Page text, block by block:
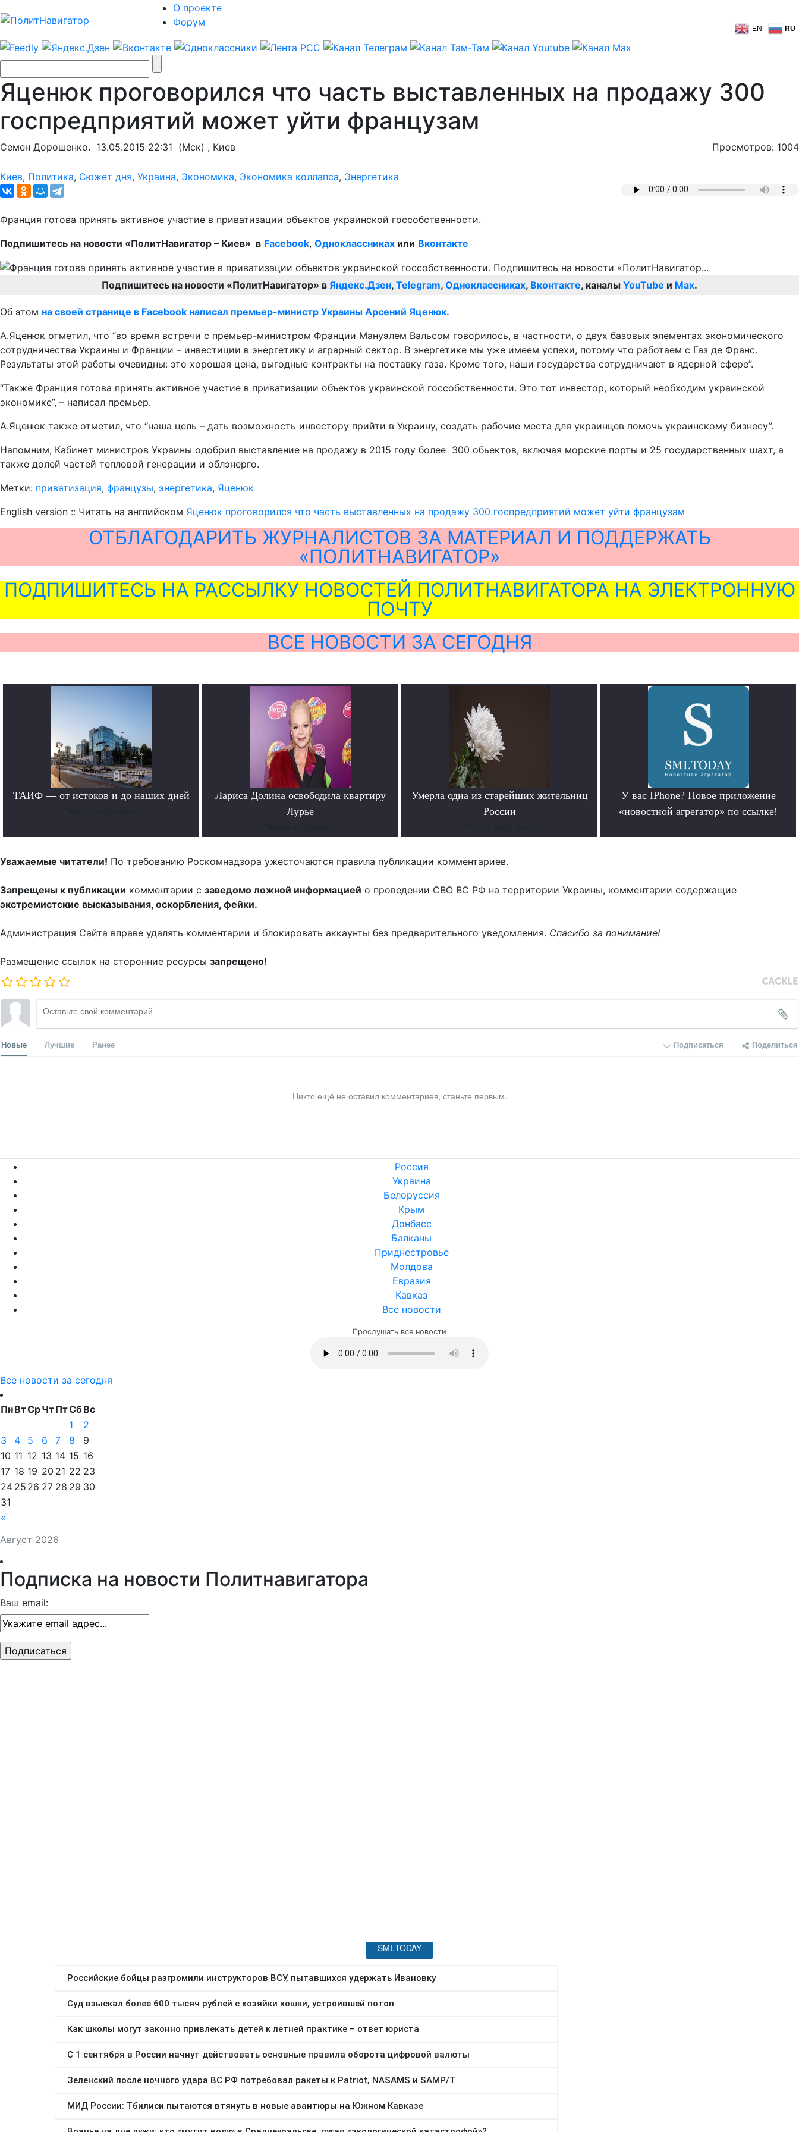
О проекте
Форум
EN RU
Яценюк проговорился что часть выставленных на продажу 300
госпредприятий может уйти французам
Семен Дорошенко. 13.05.2015 22:31 (Мск) , Киев Просмотров: 1004
Киев, Политика, Сюжет дня, Украина, Экономика, Экономика коллапса, Энергетика
Франция готова принять активное участие в приватизации объектов украинской госсобственности.
Подпишитесь на новости «ПолитНавигатор – Киев» в Facebook, Одноклассниках или Вконтакте
Подпишитесь на новости «ПолитНавигатор» в Яндекс.Дзен, Telegram, Одноклассниках, Вконтакте, каналы YouTube и Max.
Об этом на своей странице в Facebook написал премьер-министр Украины Арсений Яценюк.
А.Яценюк отметил, что “во время встречи с премьер-министром Франции Мануэлем Вальсом говорилось, в частности, о двух базовых элементах экономического
сотрудничества Украины и Франции – инвестиции в энергетику и аграрный сектор. В энергетике мы уже имеем успехи, потому что работаем с Газ де Франс.
Результаты этой работы очевидны: это хорошая цена, выгодные контракты на поставку газа. Кроме того, наши государства сотрудничают в ядерной сфере”.
“Также Франция готова принять активное участие в приватизации объектов украинской госсобственности. Это тот инвестор, который необходим украинской
экономике”, – написал премьер.
А.Яценюк также отметил, что “наша цель – дать возможность инвестору прийти в Украину, создать рабочие места для украинцев помочь украинскому бизнесу”.
Напомним, Кабинет министров Украины одобрил выставление на продажу в 2015 году более 300 обьектов, включая морские порты и 25 государственных шахт, а
также долей частей тепловой генерации и облэнерго.
Метки: приватизация, французы, энергетика, Яценюк
English version :: Читать на английском Яценюк проговорился что часть выставленных на продажу 300 госпредприятий может уйти французам
ОТБЛАГОДАРИТЬ ЖУРНАЛИСТОВ ЗА МАТЕРИАЛ И ПОДДЕРЖАТЬ
«ПОЛИТНАВИГАТОР»
ПОДПИШИТЕСЬ НА РАССЫЛКУ НОВОСТЕЙ ПОЛИТНАВИГАТОРА НА ЭЛЕКТРОННУЮ
ПОЧТУ
ВСЕ НОВОСТИ ЗА СЕГОДНЯ
ТАИФ — от истоков и до наших дней
Лариса Долина освободила квартиру
Лурье
Умерла одна из старейших жительниц
России
У вас IPhone? Новое приложение
«новостной агрегатор» по ссылке!
Уважаемые читатели! По требованию Роскомнадзора ужесточаются правила публикации комментариев.
Запрещены к публикации комментарии с заведомо ложной информацией о проведении СВО ВС РФ на территории Украины, комментарии содержащие
экстремистские высказывания, оскорбления, фейки.
Администрация Сайта вправе удалять комментарии и блокировать аккаунты без предварительного уведомления. Спасибо за понимание!
Размещение ссылок на сторонние ресурсы запрещено!
Новые Лучшие Ранее Подписаться Поделиться
Никто ещё не оставил комментариев, станьте первым.
Россия
Украина
Белоруссия
Крым
Донбасс
Балканы
Приднестровье
Молдова
Евразия
Кавказ
Все новости
Прослушать все новости
Все новости за сегодня
Август 2026
ПнВтСрЧтПтСбВс
«
1
2
3
4 5 6 7 8
9
10 11 12 13 14 15 16
17 18 19 20 21 22 23
24 25 26 27 28 29 30
31
Подписка на новости Политнавигатора
Ваш email: